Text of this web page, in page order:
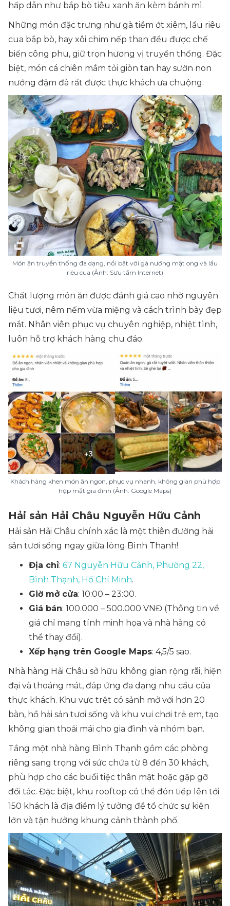
hấp dẫn như bắp bò tiêu xanh ăn kèm bánh mì.
Những món đặc trưng như gà tiềm ớt xiêm, lẩu riêu
cua bắp bò, hay xôi chim nếp than đều được chế
biến công phu, giữ trọn hương vị truyền thống. Đặc
biệt, món cá chiên mắm tỏi giòn tan hay sườn non
nướng đậm đà rất được thực khách ưa chuộng.
Món ăn truyền thống đa dạng, nổi bật với gà nướng mật ong và lẩu
riêu cua (Ảnh: Sưu tầm Internet)
Chất lượng món ăn được đánh giá cao nhờ nguyên
liệu tươi, nêm nếm vừa miệng và cách trình bày đẹp
mắt. Nhân viên phục vụ chuyên nghiệp, nhiệt tình,
luôn hỗ trợ khách hàng chu đáo.
Khách hàng khen món ăn ngon, phục vụ nhanh, không gian phù hợp
họp mặt gia đình (Ảnh: Google Maps)
Hải sản Hải Châu Nguyễn Hữu Cảnh
Hải sản Hải Châu chính xác là một thiên đường hải
sản tươi sống ngay giữa lòng Bình Thạnh!
Địa chỉ: 67 Nguyễn Hữu Cảnh, Phường 22,
Bình Thạnh, Hồ Chí Minh.
Giờ mở cửa: 10:00 – 23:00.
Giá bán: 100.000 – 500.000 VNĐ (Thông tin về
giá chỉ mang tính minh họa và nhà hàng có
thể thay đổi).
Xếp hạng trên Google Maps: 4,5/5 sao.
Nhà hàng Hải Châu sở hữu không gian rộng rãi, hiện
đại và thoáng mát, đáp ứng đa dạng nhu cầu của
thực khách. Khu vực trệt có sảnh mở với hơn 20
bàn, hồ hải sản tươi sống và khu vui chơi trẻ em, tạo
không gian thoải mái cho gia đình và nhóm bạn.
Tầng một nhà hàng Bình Thạnh gồm các phòng
riêng sang trọng với sức chứa từ 8 đến 30 khách,
phù hợp cho các buổi tiệc thân mật hoặc gặp gỡ
đối tác. Đặc biệt, khu rooftop có thể đón tiếp lên tới
150 khách là địa điểm lý tưởng để tổ chức sự kiện
lớn và tận hưởng khung cảnh thành phố.